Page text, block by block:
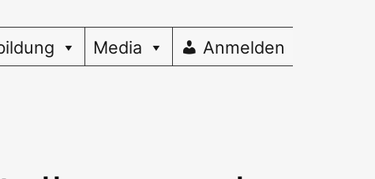
Media Anmelden